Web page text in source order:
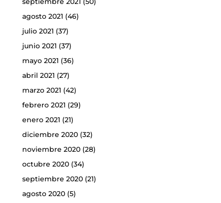
agosto 2021 (46)
julio 2021 (37)
junio 2021 (37)
mayo 2021 (36)
abril 2021 (27)
marzo 2021 (42)
febrero 2021 (29)
enero 2021 (21)
diciembre 2020(32)
noviembre 2020(28)
octubre 2020(34)
septiembre 2020(21)
agosto 2020(5)